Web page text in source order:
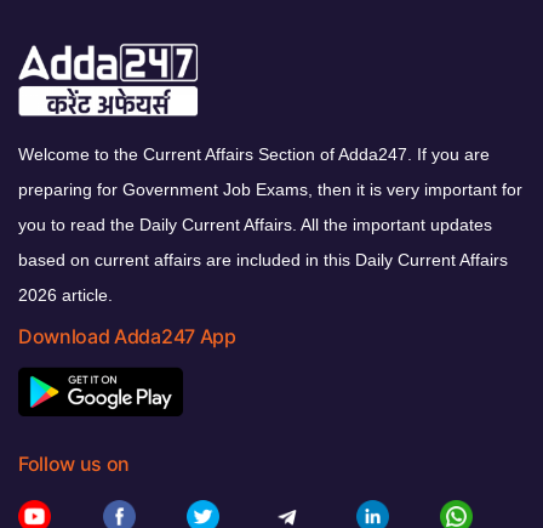
Welcome to the Current Affairs Section of Adda247. If you are
preparing for Government Job Exams, then it is very important for
you to read the Daily Current Affairs. All the important updates
based on current affairs are included in this Daily Current Affairs
2026 article.
Download Adda247 App
Follow us on